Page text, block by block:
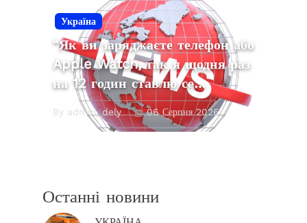
Україна
“Як ви заряджаєте телефон або
Apple Watch, так я щодня раз
на 12 годин ставлю се…
By admin_dely 06 Серпня 2026
Останні новини